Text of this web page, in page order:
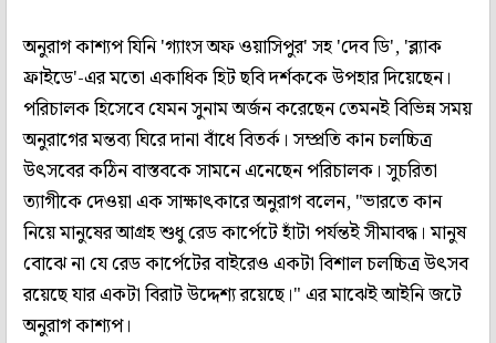
অনুরাগ কাশ্যপ যিনি 'গ্যাংস অফ ওয়াসিপুর' সহ 'দেব ডি', 'ব্ল্যাক
ফ্রাইডে'-এর মতো একাধিক হিট ছবি দর্শককে উপহার দিয়েছেন।
পরিচালক হিসেবে যেমন সুনাম অর্জন করেছেন তেমনই বিভিন্ন সময়
অনুরাগের মন্তব্য ঘিরে দানা বাঁধে বিতর্ক। সম্প্রতি কান চলচ্চিত্র
উৎসবের কঠিন বাস্তবকে সামনে এনেছেন পরিচালক। সুচরিতা
ত্যাগীকে দেওয়া এক সাক্ষাৎকারে অনুরাগ বলেন, "ভারতে কান
নিয়ে মানুষের আগ্রহ শুধু রেড কার্পেটে হাঁটা পর্যন্তই সীমাবদ্ধ। মানুষ
বোঝে না যে রেড কার্পেটের বাইরেও একটা বিশাল চলচ্চিত্র উৎসব
রয়েছে যার একটা বিরাট উদ্দেশ্য রয়েছে।" এর মাঝেই আইনি জটে
অনুরাগ কাশ্যপ।